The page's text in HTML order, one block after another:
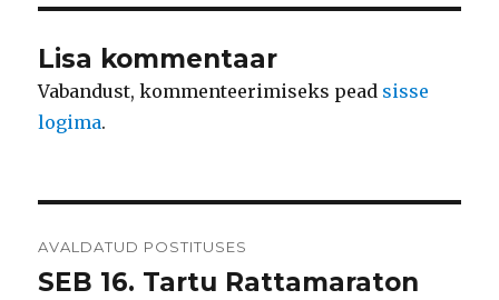
Lisa kommentaar
Vabandust, kommenteerimiseks pead sisse
logima.
AVALDATUD POSTITUSES
SEB 16. Tartu Rattamaraton